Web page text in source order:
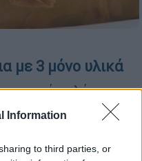
Information
to third parties, or
με 3 μόνο υλικά
ρολάκια με
μόνο
λάδι για το